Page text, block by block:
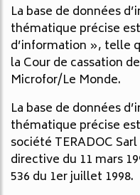
La base de données
thématique précise
d’information », telle
la Cour de cassation
Microfor/Le Monde.
La base de données
thématique précise
société TERADOC
directive du 11 mars
536 du 1er juillet 1998.